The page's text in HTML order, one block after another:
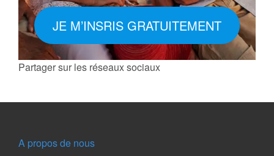
JE M’INSRIS GRATUITEMENT
Partager sur les réseaux sociaux
A propos de nous